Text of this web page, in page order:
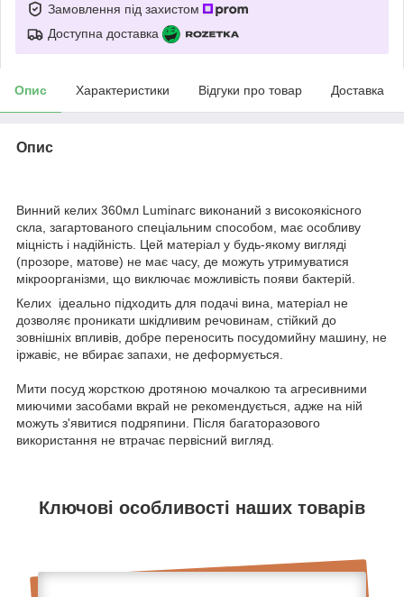
Замовлення під захистом
Доступна доставка
Опис Характеристики Відгуки про товар Доставка
Опис
Винний келих 360мл Luminarc виконаний з високоякісного
скла, загартованого спеціальним способом, має особливу
міцність і надійність. Цей матеріал у будь-якому вигляді
(прозоре, матове) не має часу, де можуть утримуватися
мікроорганізми, що виключає можливість появи бактерій.
Келих ідеально підходить для подачі вина, матеріал не
дозволяє проникати шкідливим речовинам, стійкий до
зовнішніх впливів, добре переносить посудомийну машину, не
іржавіє, не вбирає запахи, не деформується.
Мити посуд жорсткою дротяною мочалкою та агресивними
миючими засобами вкрай не рекомендується, адже на ній
можуть з'явитися подряпини. Після багаторазового
використання не втрачає первісний вигляд.
Ключові особливості наших товарів